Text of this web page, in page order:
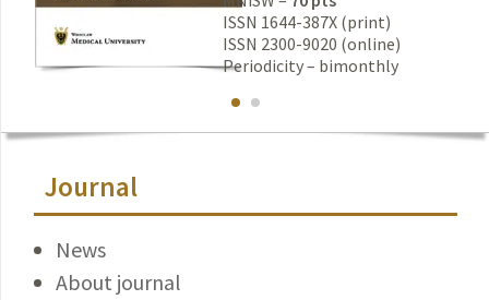
ISSN 1644-387X (print)
ISSN 2300-9020 (online)
Periodicity – bimonthly
Journal
News
About journal